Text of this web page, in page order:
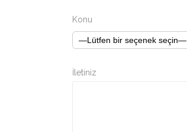
Konu
İletiniz